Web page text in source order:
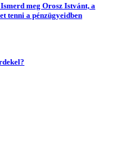
meg Orosz Istvánt, a
tenni a pénzügyeidben